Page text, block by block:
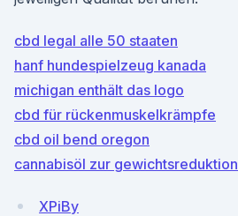
cbd legal alle 50 staaten
hanf hundespielzeug kanada
michigan enthält das logo
cbd für rückenmuskelkrämpfe
cbd oil bend oregon
cannabisöl zur gewichtsreduktion
XPiBy